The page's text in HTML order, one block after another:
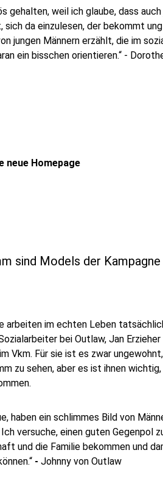
gehalten, weil ich glaube, dass
da einzulesen, der bekommt
jungen Männern erzählt, die im
ein bisschen orientieren.“ -
neue Homepage
sind Models der Kampagne
arbeiten im echten Leben
bei Outlaw, Jan
Vkm. Für sie ist es zwar
zu sehen, aber es ist ihnen
haben ein schlimmes Bild von
versuche, einen guten Gegenpol
und die Familie bekommen und
- Johnny von Outlaw